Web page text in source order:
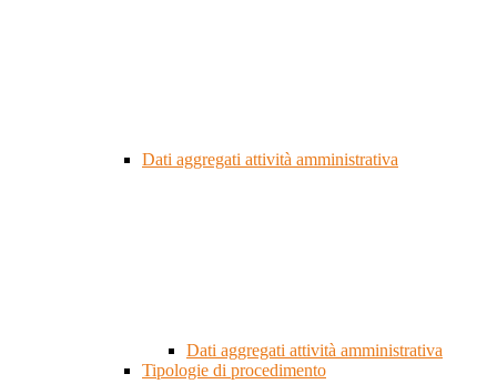
Dati aggregati attività amministrativa
Dati aggregati attività amministrativa
Tipologie di procedimento